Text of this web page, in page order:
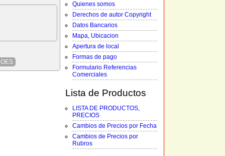
Quienes somos
Derechos de autor Copyright
Datos Bancarios
Mapa, Ubicacion
Apertura de local
Formas de pago
Formulario Referencias
Comerciales
Lista de Productos
LISTA DE PRODUCTOS,
PRECIOS
Cambios de Precios por Fecha
Cambios de Precios por
Rubros